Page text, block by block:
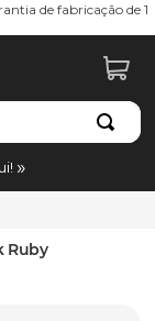
de fabricação de 1
Ruby